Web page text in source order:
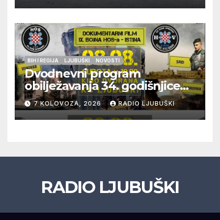
BIH I REGIJA LJUBUŠKI NOVOSTI
Dvodnevni program
obilježavanja 34. godišnjice
pogibije generala Blaža
Kraljevića i osmorice
pripadnika HOS-a
7 KOLOVOZA, 2026 RADIO LJUBUŠKI
RADIO LJUBUŠKI